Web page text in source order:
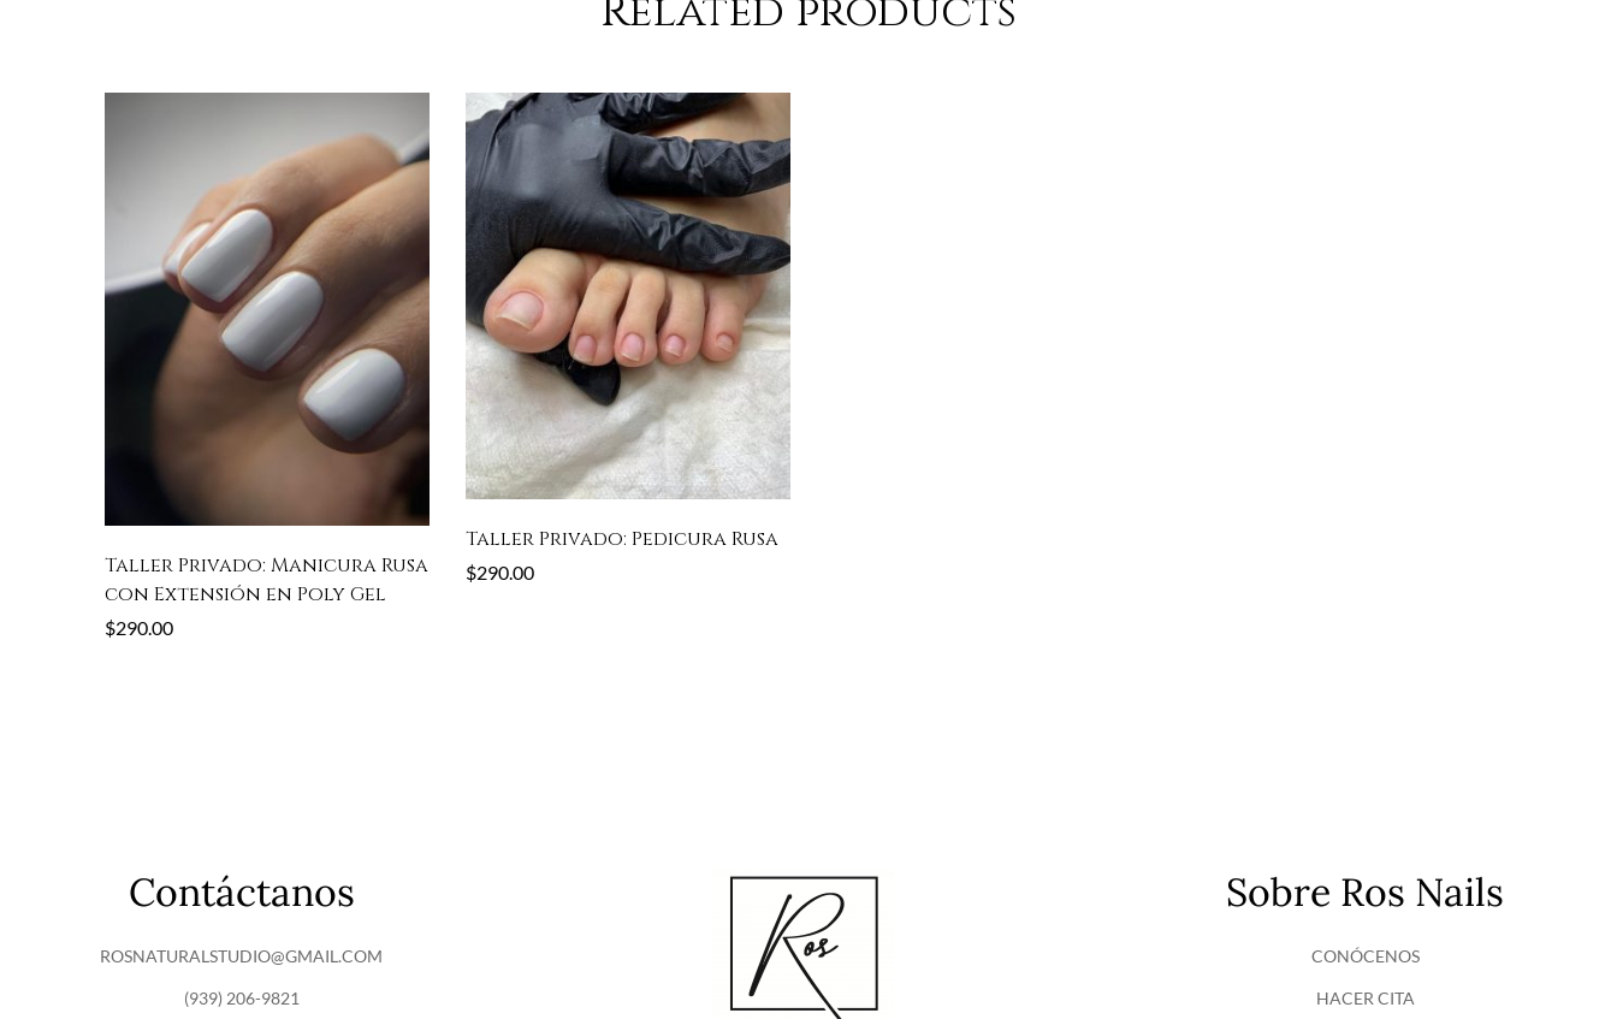
Related products
Taller Privado: Manicura Rusa
con Extensión en Poly Gel
$290.00
Taller Privado: Pedicura Rusa
$290.00
Contáctanos
ROSNATURALSTUDIO@GMAIL.COM
(939) 206-9821
Sobre Ros Nails
CONÓCENOS
HACER CITA